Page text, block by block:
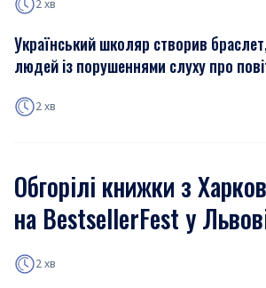
2 хв
Український школяр створив
людей із порушеннями слуху про
2 хв
Обгорілі книжки з
на BestsellerFest у
2 хв